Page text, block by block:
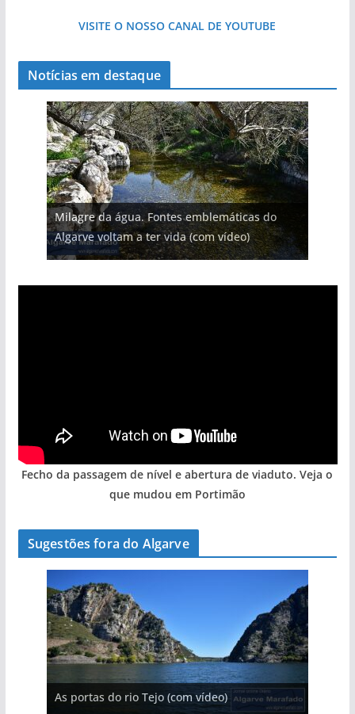
VISITE O NOSSO CANAL DE YOUTUBE
Notícias em destaque
Milagre da água. Fontes emblemáticas do
Algarve voltam a ter vida (com vídeo)
Fecho da passagem de nível e abertura de viaduto. Veja o
que mudou em Portimão
Sugestões fora do Algarve
As portas do rio Tejo (com vídeo)
A aldeia mais portuguesa de Portugal (com
vídeo)
A piscina natural com cascata